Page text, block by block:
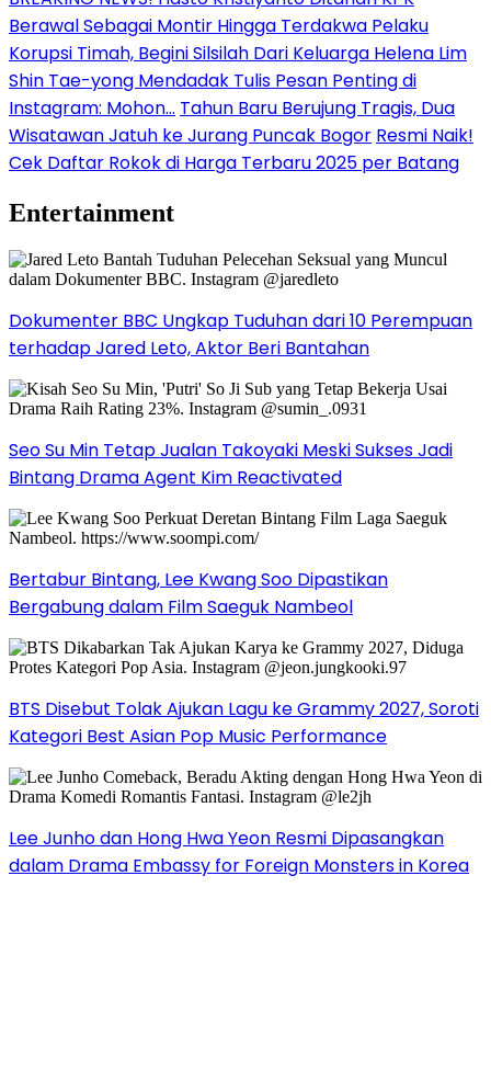
Berawal Sebagai Montir Hingga Terdakwa Pelaku
Korupsi Timah, Begini Silsilah Dari Keluarga Helena Lim
Shin Tae-yong Mendadak Tulis Pesan Penting di
Instagram: Mohon… Tahun Baru Berujung Tragis, Dua
Wisatawan Jatuh ke Jurang Puncak Bogor Resmi Naik!
Cek Daftar Rokok di Harga Terbaru 2025 per Batang
Entertainment
Dokumenter BBC Ungkap Tuduhan dari 10 Perempuan
terhadap Jared Leto, Aktor Beri Bantahan
Seo Su Min Tetap Jualan Takoyaki Meski Sukses Jadi
Bintang Drama Agent Kim Reactivated
Bertabur Bintang, Lee Kwang Soo Dipastikan
Bergabung dalam Film Saeguk Nambeol
BTS Disebut Tolak Ajukan Lagu ke Grammy 2027, Soroti
Kategori Best Asian Pop Music Performance
Lee Junho dan Hong Hwa Yeon Resmi Dipasangkan
dalam Drama Embassy for Foreign Monsters in Korea